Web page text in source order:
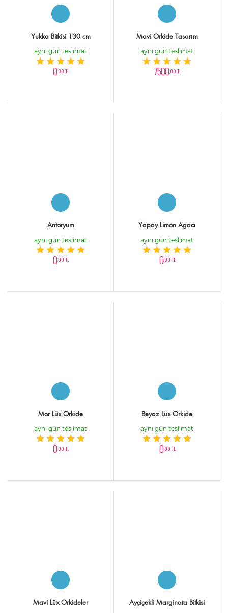
Yukka Bitkisi 130 cm
aynı gün teslimat
0,00 TL
Mavi Orkide Tasarım
aynı gün teslimat
7500,00 TL
Antoryum
aynı gün teslimat
0,00 TL
Yapay Limon Agacı
aynı gün teslimat
0,00 TL
Mor Lüx Orkide
aynı gün teslimat
0,00 TL
Beyaz Lüx Orkide
aynı gün teslimat
0,00 TL
Mavi Lüx Orkideler Ayçiçekli Marginata Bitkisi